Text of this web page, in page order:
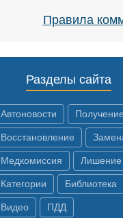
Правила
Разделы сайта
Автоновости Получение
Восстановление
Медкомиссия Лишение
Категории Библиотека
Видео ПДД